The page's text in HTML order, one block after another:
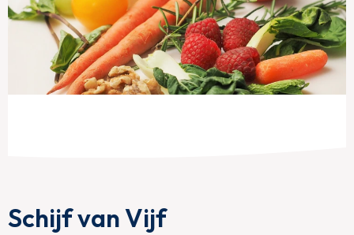
Schijf van Vijf